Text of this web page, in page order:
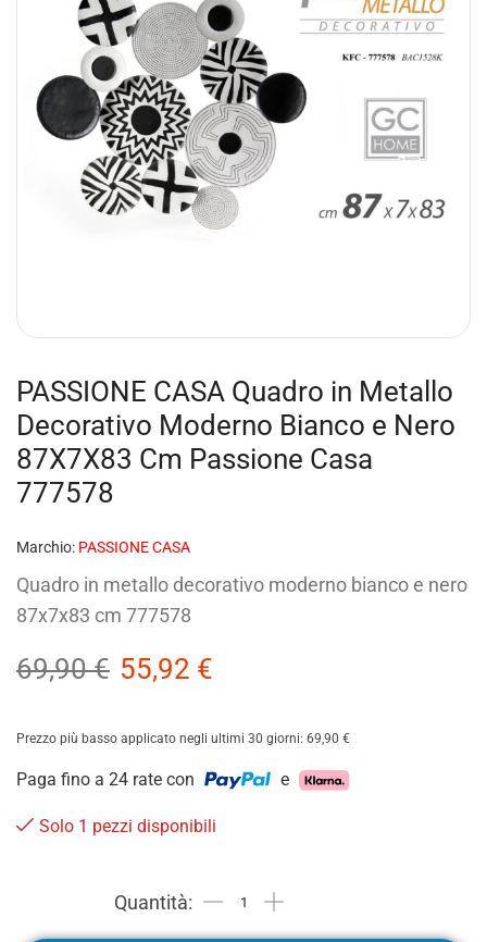
PASSIONE CASA Quadro in Metallo
Decorativo Moderno Bianco e Nero
87X7X83 Cm Passione Casa
777578
Marchio: PASSIONE CASA
Quadro in metallo decorativo moderno bianco e nero
87x7x83 cm 777578
69,90€ 55,92 €
Prezzo più basso applicato negli ultimi 30 giorni: 69,90 €
Paga fino a 24 rate con e
Solo 1 pezzi disponibili